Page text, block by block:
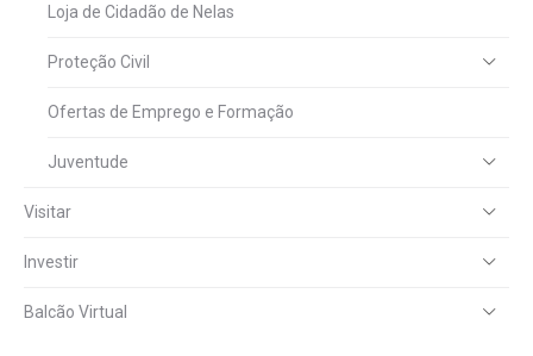
Loja de Cidadão de Nelas
Proteção Civil
Ofertas de Emprego e Formação
Juventude
Visitar
Investir
Balcão Virtual